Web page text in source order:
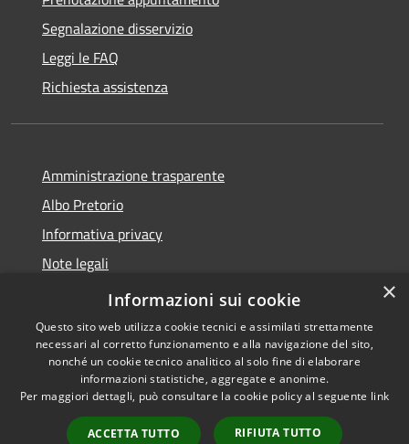
Segnalazione disservizio
Leggi le FAQ
Richiesta assistenza
Amministrazione trasparente
Albo Pretorio
Informativa privacy
Note legali
Dichiarazione di accessibilità
Accessibilità
Copyright © 2026 • Comune di
Mussolente • Powered by
Municipium•
Accesso
×
Informazioni sui cookie
Questo sito web utilizza cookie tecnici e assimilati strettamente
necessari al corretto funzionamento e alla navigazione del sito,
nonché un cookie tecnico analitico al solo fine di elaborare
informazioni statistiche, aggregate e anonime.
Per maggiori dettagli, può consultare la cookie policy al seguente link
ACCETTA TUTTO RIFIUTA TUTTO